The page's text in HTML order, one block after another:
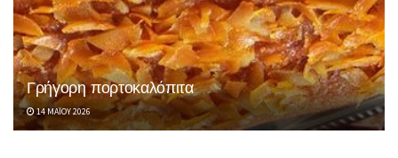
Γρήγορη πορτοκαλόπιτα
14 ΜΑΪ́ΟΥ 2026